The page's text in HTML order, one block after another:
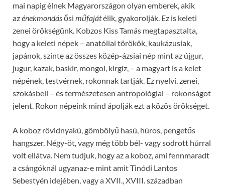
mai napig élnek Magyarországon olyan emberek, akik
azénekmondásősi műfajátélik, gyakorolják. Ez is keleti
zenei örökségünk. Kobzos Kiss Tamás megtapasztalta,
hogy a keleti népek – anatóliai törökök, kaukázusiak,
japánok, szinte az összes közép-ázsiai nép mint az újgur,
jugur, kazak, baskir, mongol, kirgiz, – a magyart is a kelet
népének, testvérnek, rokonnak tartják. Ez nyelvi, zenei,
szokásbeli – és természetesen antropológiai – rokonságot
jelent. Rokon népeink mind ápolják ezt a közös örökséget.
A koboz rövidnyakú, gömbölyű hasú, húros, pengetős
hangszer. Négy-öt, vagy még több bél- vagy sodrott húrral
volt ellátva. Nem tudjuk, hogy az a koboz, ami fennmaradt
a csángóknál ugyanaz-e mint amit Tinódi Lantos
Sebestyén idejében, vagy a XVII., XVIII. században